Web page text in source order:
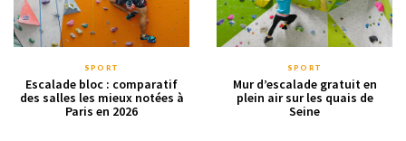
SPORT
Escalade bloc : comparatif
des salles les mieux notées à
Paris en 2026
SPORT
Mur d’escalade gratuit en
plein air sur les quais de
Seine